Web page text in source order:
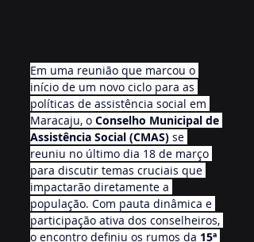
Em uma reunião que marcou o
início de um novo ciclo para as
políticas de assistência social em
Maracaju, o Conselho Municipal de
Assistência Social (CMAS) se
reuniu no último dia 18 de março
para discutir temas cruciais que
impactarão diretamente a
população. Com pauta dinâmica e
participação ativa dos conselheiros,
o encontro definiu os rumos da 15ª